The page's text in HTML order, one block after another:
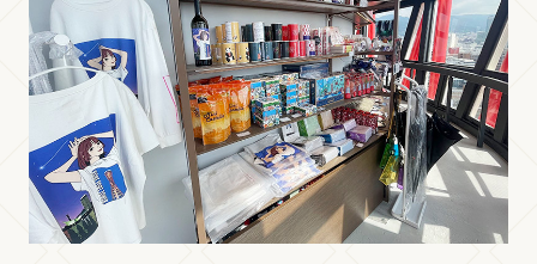
よくあるご質問
お問い合わせ
その他インフォメーション
展望５階
Smile Park
展望４階
チケット・料金